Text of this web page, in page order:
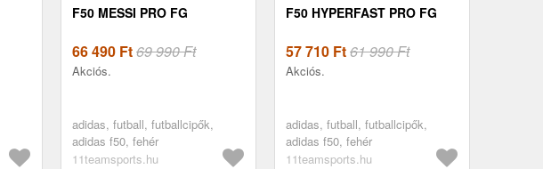
F50 MESSI PRO FG
66 490 Ft69 990 Ft
Akciós.
adidas, futball, futballcipők,
adidas f50, fehér
11teamsports.hu
F50 HYPERFAST PRO FG
57 710 Ft61 990 Ft
Akciós.
adidas, futball, futballcipők,
adidas f50, fehér
11teamsports.hu